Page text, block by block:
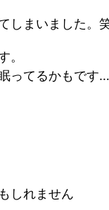
しまいました。
。
ってるかもです…
しれません